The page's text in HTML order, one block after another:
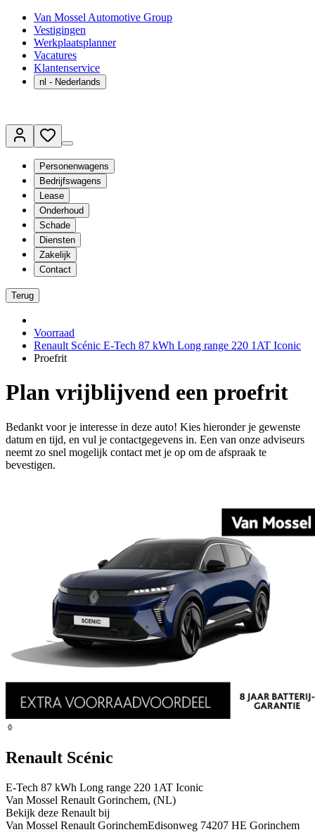
Van Mossel Automotive Group
Vestigingen
Werkplaatsplanner
Vacatures
Klantenservice
nl - Nederlands
Personenwagens
Bedrijfswagens
Lease
Onderhoud
Schade
Diensten
Zakelijk
Contact
Terug
Voorraad
Renault Scénic E-Tech 87 kWh Long range 220 1AT Iconic
Proefrit
Plan vrijblijvend een proefrit
Bedankt voor je interesse in deze auto! Kies hieronder je gewenste
datum en tijd, en vul je contactgegevens in. Een van onze adviseurs
neemt zo snel mogelijk contact met je op om de afspraak te
bevestigen.
Renault Scénic
E-Tech 87 kWh Long range 220 1AT Iconic
Van Mossel Renault Gorinchem, (NL)
Bekijk deze Renault bij
Van Mossel Renault GorinchemEdisonweg 74207 HE Gorinchem